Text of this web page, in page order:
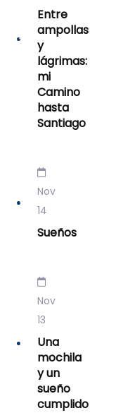
Entre
ampollas
y
lágrimas:
mi
Camino
hasta
Santiago
Nov
14
Sueños
Nov
13
Una
mochila
y un
sueño
cumplido